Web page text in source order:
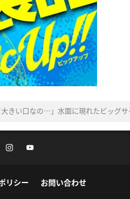
大きい口なの…」水面に現れたビッグ
リシー お問い合わせ